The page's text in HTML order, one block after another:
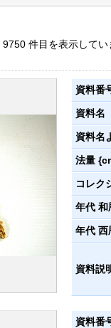
件目を表示してい
資料番
資料名
資料名
法量
コレク
年代 和
年代 西
資料説
資料番